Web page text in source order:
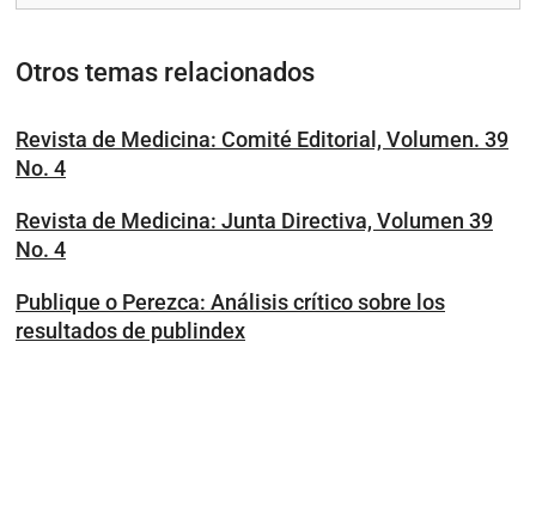
Otros temas relacionados
Revista de Medicina: Comité Editorial, Volumen. 39
No. 4
Revista de Medicina: Junta Directiva, Volumen 39
No. 4
Publique o Perezca: Análisis crítico sobre los
resultados de publindex